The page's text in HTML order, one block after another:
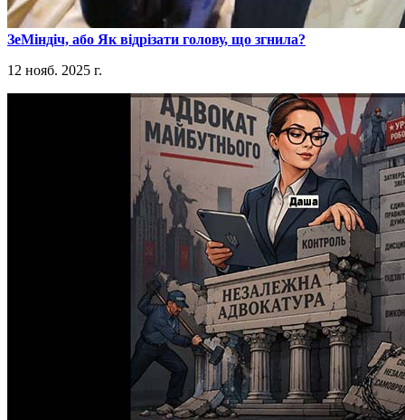
​ЗеМіндіч, або Як відрізати голову, що згнила?
12 нояб. 2025 г.